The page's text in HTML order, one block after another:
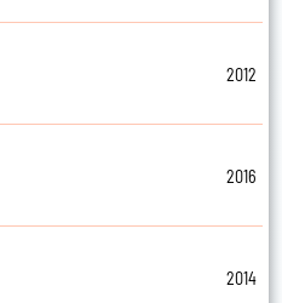
2012
2016
2014